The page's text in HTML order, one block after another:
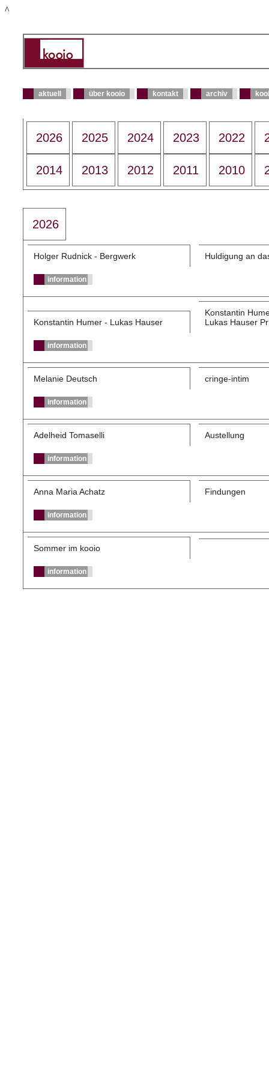
^
aktuell über kooio kontakt archiv
2026 2025 2024 2023 2022
2014 2013 2012 2011 2010
2026
Holger Rudnick - Bergwerk Huldigung an
information
Konstantin Humer - Lukas Hauser
Konstantin
Lukas Hauser
information
Melanie Deutsch cringe-intim
information
Adelheid Tomaselli Austellung
information
Anna Maria Achatz Findungen
information
Sommer im kooio
information